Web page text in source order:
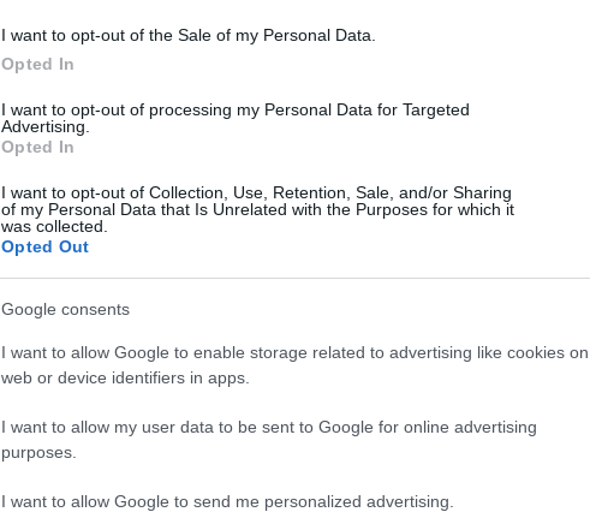
I want to opt-out of the Sale of my Personal Data.
Opted In
I want to opt-out of processing my Personal Data for Targeted
Advertising.
Opted In
I want to opt-out of Collection, Use, Retention, Sale, and/or Sharing
of my Personal Data that Is Unrelated with the Purposes for which it
was collected.
Opted Out
Google consents
I want to allow Google to enable storage related to advertising like cookies on
web or device identifiers in apps.
I want to allow my user data to be sent to Google for online advertising
purposes.
I want to allow Google to send me personalized advertising.